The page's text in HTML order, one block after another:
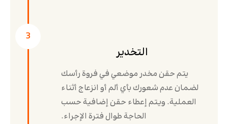
التخدير
يتم حقن مخدر موضعي في فروة رأسك
لضمان عدم شعورك بأي ألم أو انزعاج أثناء
العملية. ويتم إعطاء حقن إضافية حسب
الحاجة طوال فترة الإجراء.
3